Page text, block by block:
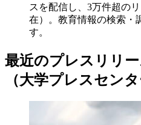
スを配信し、3万件超の
在）。教育情報の検索・
す。
最近のプレスリリー
（大学プレスセンタ